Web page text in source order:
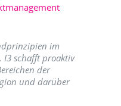
im
I3 schafft proaktiv
der
und darüber